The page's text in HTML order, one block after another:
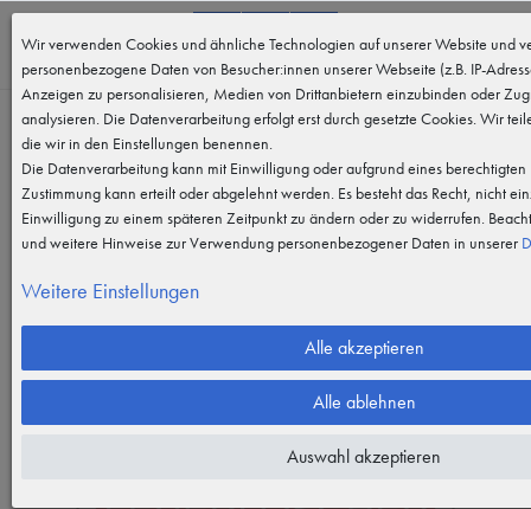
MENÜ 0
Wir verwenden Cookies und ähnliche Technologien auf unserer Website und
personenbezogene Daten von Besucher:innen unserer Webseite (z.B. IP-
Anzeigen zu personalisieren, Medien von Drittanbietern einzubinden oder
analysieren. Die Datenverarbeitung erfolgt erst durch gesetzte Cookies. Wir
die wir in den Einstellungen benennen.
Die Datenverarbeitung kann mit Einwilligung oder aufgrund eines berechtigten
Zustimmung kann erteilt oder abgelehnt werden. Es besteht das Recht, nicht
Einwilligung zu einem späteren Zeitpunkt zu ändern oder zu widerrufen.
und weitere Hinweise zur Verwendung personenbezogener Daten in unserer
Weitere Einstellungen
Alle akzeptieren
Alle ablehnen
Auswahl akzeptieren